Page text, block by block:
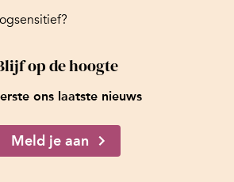
op de hoogte
ons laatste nieuws
Meld je aan